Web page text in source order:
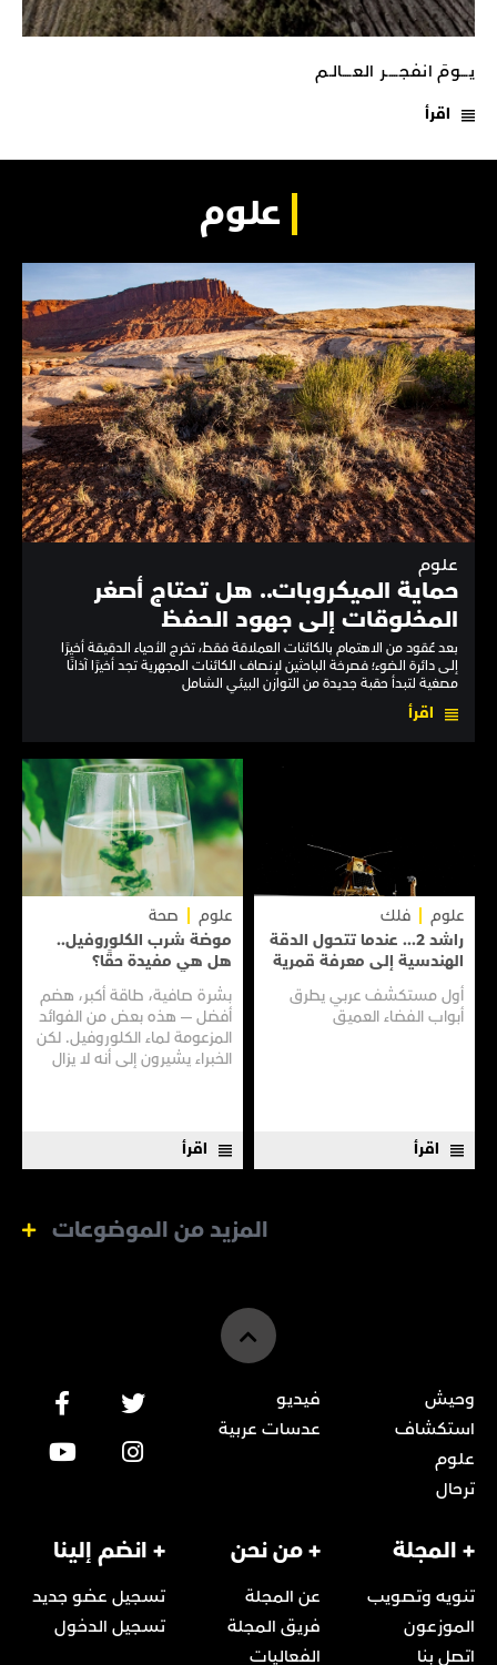
يـــومَ انفجـــــر العــــالـم
اقرأ
علوم
علوم
حماية الميكروبات.. هل تحتاج أصغر
المخلوقات إلى جهود الحفظ
بعد عُقود من الاهتمام بالكائنات العملاقة فقط، تخرج الأحياء الدقيقة أخيرًا
إلى دائرة الضوء؛ فصرخة الباحثين لإنصاف الكائنات المجهرية تجد أخيرًا آذانًا
مصغية لتبدأ حقبة جديدة من التوازن البيئي الشامل
اقرأ
علوم
فلك
راشد 2... عندما تتحول الدقة
الهندسية إلى معرفة قمرية
أول مستكشف عربي يطرق
أبواب الفضاء العميق
اقرأ
علوم
صحة
موضة شرب الكلوروفيل..
هل هي مفيدة حقًا؟
بشرة صافية، طاقة أكبر، هضم
أفضل — هذه بعض من الفوائد
المزعومة لماء الكلوروفيل. لكن
الخبراء يشيرون إلى أنه لا يزال
اقرأ
المزيد من الموضوعات
وحيش
استكشاف
علوم
ترحال
فيديو
عدسات عربية
+ المجلة
تنويه وتصويب
الموزعون
اتصل بنا
+ من نحن
عن المجلة
فريق المجلة
الفعاليات
+ انضم إلينا
تسجيل عضو جديد
تسجيل الدخول